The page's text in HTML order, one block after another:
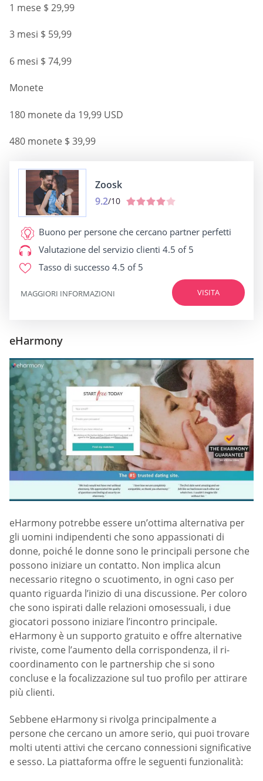
1 mese $ 29,99
3 mesi $ 59,99
6 mesi $ 74,99
Monete
180 monete da 19,99 USD
480 monete $ 39,99
Zoosk
9.2/10
Buono per persone che cercano partner perfetti
Valutazione del servizio clienti 4.5 of 5
Tasso di successo 4.5 of 5
VISITA
MAGGIORI INFORMAZIONI
eHarmony
eHarmony potrebbe essere un’ottima alternativa per
gli uomini indipendenti che sono appassionati di
donne, poiché le donne sono le principali persone che
possono iniziare un contatto. Non implica alcun
necessario ritegno o scuotimento, in ogni caso per
quanto riguarda l’inizio di una discussione. Per coloro
che sono ispirati dalle relazioni omosessuali, i due
giocatori possono iniziare l’incontro principale.
eHarmony è un supporto gratuito e offre alternative
riviste, come l’aumento della corrispondenza, il ri-
coordinamento con le partnership che si sono
concluse e la focalizzazione sul tuo profilo per attirare
più clienti.
Sebbene eHarmony si rivolga principalmente a
persone che cercano un amore serio, qui puoi trovare
molti utenti attivi che cercano connessioni significative
e sesso. La piattaforma offre le seguenti funzionalità: